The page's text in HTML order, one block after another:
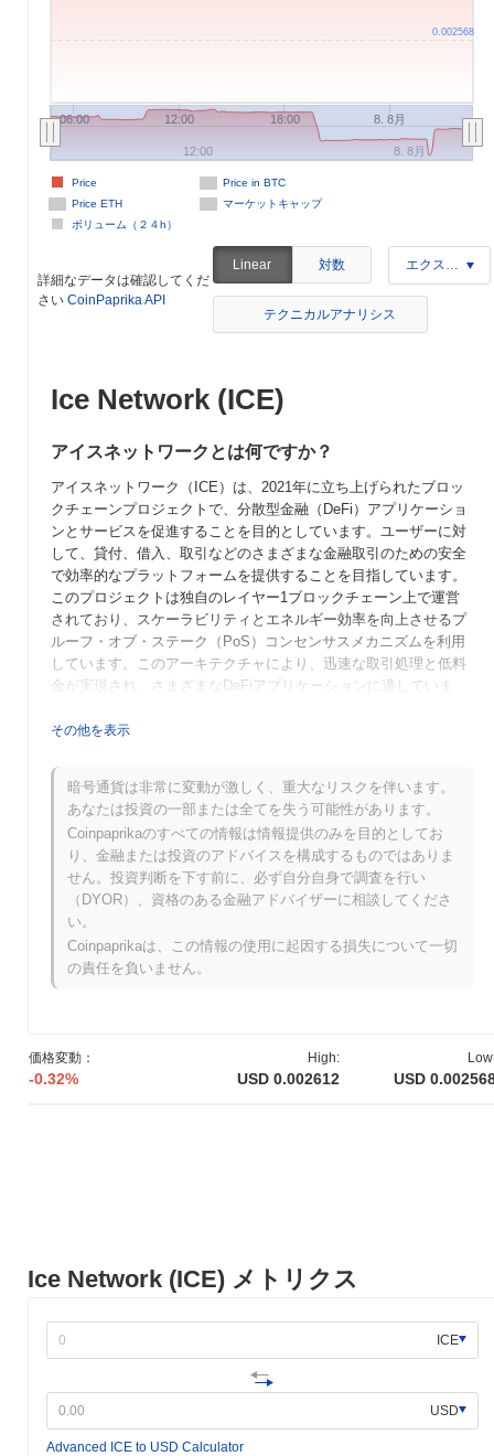
Ice Network (ICE) メトリクス
ICE
USD
Advanced ICE to USD Calculator
価格変動：
-0.32%
High:
USD 0.002612 USD
06:00 12:00 18:00 8. 8月
Price in BTC
Price ETH
マーケットキャップ
ボリューム（２４h）
Price
12:00 8. 8月
0.002568
詳細なデータは確認してくだ
さい CoinPaprika API
Linear 対数 エクスポート
テクニカルアナリシス
Ice Network (ICE)
アイスネットワークとは何ですか？
アイスネットワーク（ICE）は、2021年に立ち上げられたブロッ
クチェーンプロジェクトで、分散型金融（DeFi）アプリケーショ
ンとサービスを促進することを目的としています。ユーザーに対
して、貸付、借入、取引などのさまざまな金融取引のための安全
で効率的なプラットフォームを提供することを目指しています。
このプロジェクトは独自のレイヤー1ブロックチェーン上で運営
されており、スケーラビリティとエネルギー効率を向上させるプ
ルーフ・オブ・ステーク（PoS）コンセンサスメカニズムを利用
しています。このアーキテクチャにより、迅速な取引処理と低料
金が実現され、さまざまなDeFiアプリケーションに適していま
グ報酬、ガバナンス参加など、エコシステム内で複数の目的に使
とを可能にします。 アイスネットワークは、ユーザーフレンドリ
ーなインターフェースと堅牢なセキュリティ機能に焦点を当てて
おり、DeFi分野で重要なプレーヤーとしての地位を確立していま
す。包括的な金融エコシステムの育成に対するコミットメント
は、暗号通貨市場の初心者と経験者の両方に魅力的です。
アイスネットワークはいつ、どのように始まりまし
たか？
アイスネットワークは2021年3月に設立チームがホワイトペーパ
ーを発表し、プロジェクトのビジョンと技術的枠組みを概説した
受けて、アイスネットワークは2021年12月にメインネットを立ち
上げ、ブロックチェーンエコシステムへの公式な参入を果たしま
公式のアップデートによると、アイスネットワークはスケーラビ
リティとパフォーマンスを向上させるための重要なプロトコルア
ップグレードを2024年第1四半期に予定しています。このアップ
グレードでは、ユーザー体験と取引効率を改善するための新機能
が導入されます。さらに、アイスネットワークは主要なブロック
チェーンプラットフォームとの戦略的パートナーシップに取り組
その他を表示
暗号通貨は非常に変動が激しく、重大なリスクを伴います。
あなたは投資の一部または全てを失う可能性があります。
Coinpaprikaのすべての情報は情報提供のみを目的としてお
り、金融または投資のアドバイスを構成するものではありま
せん。投資判断を下す前に、必ず自分自身で調査を行い
（DYOR）、資格のある金融アドバイザーに相談してくださ
い。
Coinpaprikaは、この情報の使用に起因する損失について一切
の責任を負いません。